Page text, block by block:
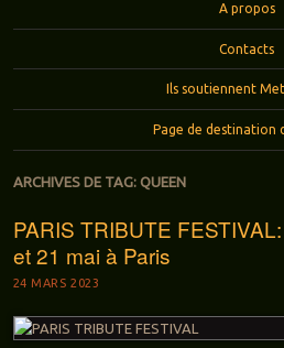
A propos
Contacts
Ils soutiennent
Page de destination
ARCHIVES DE TAG: QUEEN
PARIS TRIBUTE
et 21 mai à Paris
24 MARS 2023